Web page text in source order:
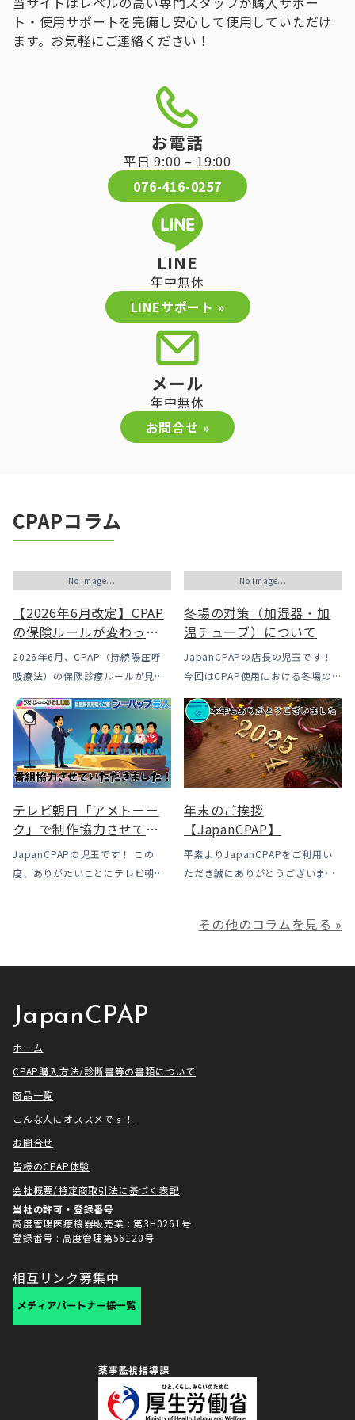
ト・使用サポートを完備し安心して使用していただけ
ます。お気軽にご連絡ください！
お電話
平日 9:00 – 19:00
076-416-0257
LINE
年中無休
LINEサポート »
メール
年中無休
お問合せ »
CPAPコラム
No Image...
【2026年6月改定】CPAP
の保険ルールが変わった
｜CPAPが使えなくなるか
も？変更のメリット・デ
う選択肢
2026年6月、CPAP（持続陽圧呼
吸療法）の保険診療ルールが見直
ルは下がった一方で、「続ける」
ための条件はこれまでより厳しく
なっています。この記事では、何
がどう変わったのかを患者様の立
場で […]
No Image...
冬場の対策（加湿器・加
温チューブ）について
JapanCPAPの店長の児玉です！
今回はCPAP使用における冬場のよ
露」についてのお話をさせて頂き
ます。 我々の拠点の北陸はCPAP
使用時に「乾燥・寒さ・結露」が
起こりやすい地域です、その […]
テレビ朝日「アメトーー
ク」で制作協力させてい
ただきました
JapanCPAPの児玉です！ この
度、ありがたいことにテレビ朝日
ク様は長い歴史があり、私も大
年末のご挨拶
【JapanCPAP】
平素よりJapanCPAPをご利用い
ただき誠にありがとうございま
利用いただき本当にありがとうご
満足いただけるサービスを提供さ
その他のコラムを見る »
JapanCPAP
ホーム
CPAP購入方法/診断書等の書類について
商品一覧
こんな人にオススメです！
お問合せ
皆様のCPAP体験
会社概要/特定商取引法に基づく表記
当社の許可・登録番号
高度管理医療機器販売業 : 第3H0261号
登録番号 : 高度管理第56120号
相互リンク募集中
薬事監視指導課